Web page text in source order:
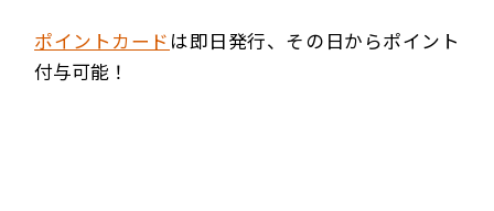
ポイントカード は即日発行、その日からポイント
付与可能！